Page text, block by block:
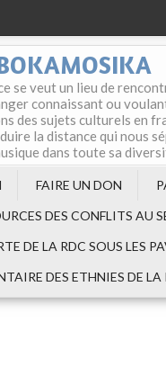
se veut un lieu de
connaissant ou
des sujets culturels en
la distance qui nous
dans toute sa
FAIRE UN DON
DES CONFLITS AU
DE LA RDC SOUS LES
DES ETHNIES DE LA